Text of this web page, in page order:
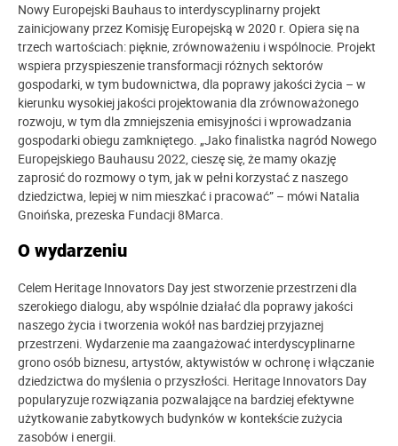
Nowy Europejski Bauhaus to interdyscyplinarny projekt
zainicjowany przez Komisję Europejską w 2020 r. Opiera się na
trzech wartościach: pięknie, zrównoważeniu i wspólnocie. Projekt
wspiera przyspieszenie transformacji różnych sektorów
gospodarki, w tym budownictwa, dla poprawy jakości życia – w
kierunku wysokiej jakości projektowania dla zrównoważonego
rozwoju, w tym dla zmniejszenia emisyjności i wprowadzania
gospodarki obiegu zamkniętego. „Jako finalistka nagród Nowego
Europejskiego Bauhausu 2022, cieszę się, że mamy okazję
zaprosić do rozmowy o tym, jak w pełni korzystać z naszego
dziedzictwa, lepiej w nim mieszkać i pracować” – mówi Natalia
Gnoińska, prezeska Fundacji 8Marca.
O wydarzeniu
Celem Heritage Innovators Day jest stworzenie przestrzeni dla
szerokiego dialogu, aby wspólnie działać dla poprawy jakości
naszego życia i tworzenia wokół nas bardziej przyjaznej
przestrzeni. Wydarzenie ma zaangażować interdyscyplinarne
grono osób biznesu, artystów, aktywistów w ochronę i włączanie
dziedzictwa do myślenia o przyszłości. Heritage Innovators Day
popularyzuje rozwiązania pozwalające na bardziej efektywne
użytkowanie zabytkowych budynków w kontekście zużycia
zasobów i energii.